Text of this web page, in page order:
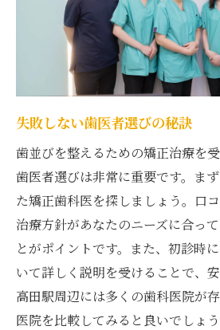
失敗しない歯医者選びの秘訣
歯並びを整えるための矯正治療を
歯医者選びは非常に重要です。ま
た矯正歯科医を探しましょう。口
治療方針があなたのニーズに合っ
とがポイントです。また、初診時
いて詳しく説明を受けることで、安
高田駅周辺には多くの歯科医院が
医院を比較してみると良いでしょ